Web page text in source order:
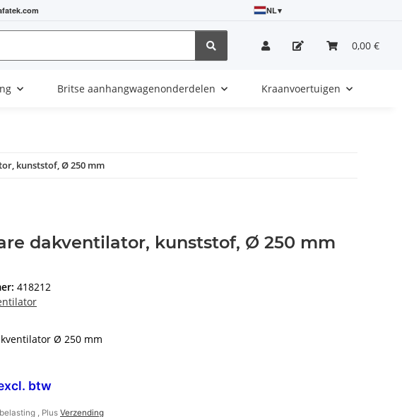
NL▾
0,00 €
Britse aanhangwagenonderdelen Kraanvoertuigen
kunststof, Ø 250 mm
dakventilator, kunststof, Ø 250 mm
418212
Ø 250 mm
btw
, Plus Verzending